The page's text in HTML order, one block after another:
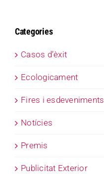
Categories
Casos d’èxit
Ecologicament
Fires i esdeveniments
Notícies
Premis
Publicitat Exterior